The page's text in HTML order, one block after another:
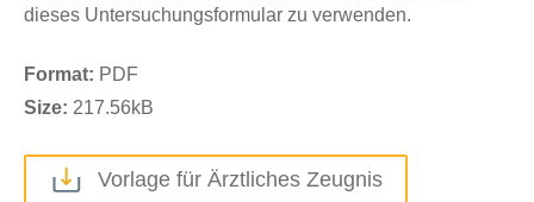
dieses Untersuchungsformular zu verwenden.
Format: PDF
Size: 217.56kB
Vorlage für Ärztliches Zeugnis